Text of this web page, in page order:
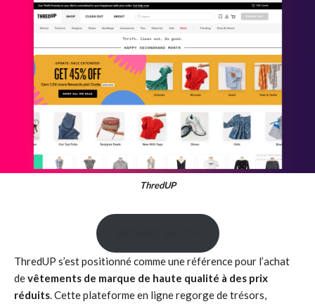
ThredUP
ThredUP s’est positionné comme une référence pour l’achat
devêtements de marque de haute qualité à des prix
réduits . Cette plateforme en ligne regorge de trésors,